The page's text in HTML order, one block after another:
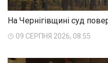
На Чернігівщині суд
09 СЕРПНЯ 2026, 08:55